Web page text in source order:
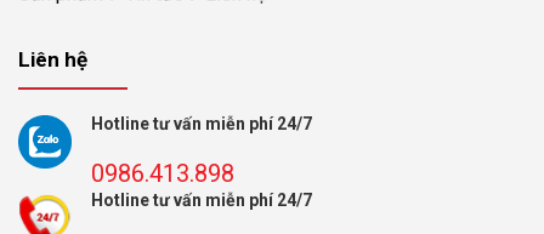
Liên hệ
Hotline tư vấn miễn phí 24/7
0986.413.898
Hotline tư vấn miễn phí 24/7